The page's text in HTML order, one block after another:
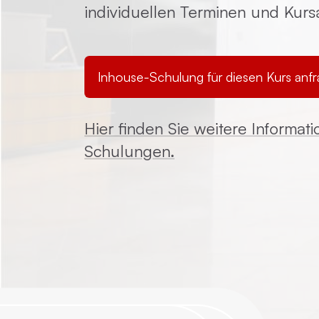
individuellen Terminen und
Inhouse-Schulung für diesen Kurs
Hier finden Sie weitere
Schulungen.